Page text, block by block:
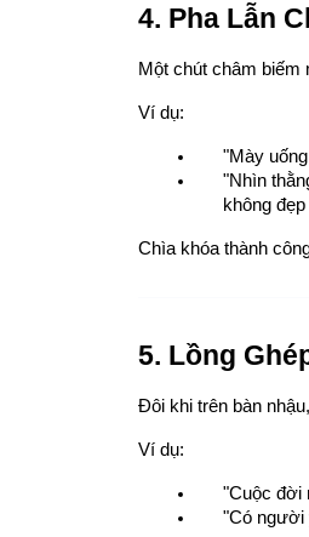
4. Pha Lẫn
Một chút châm biếm
Ví dụ:
"Mày
"Nhìn
không
Chìa khóa thành
5. Lồng
Đôi khi trên bàn
Ví dụ:
"Cuộc đời
"Có người